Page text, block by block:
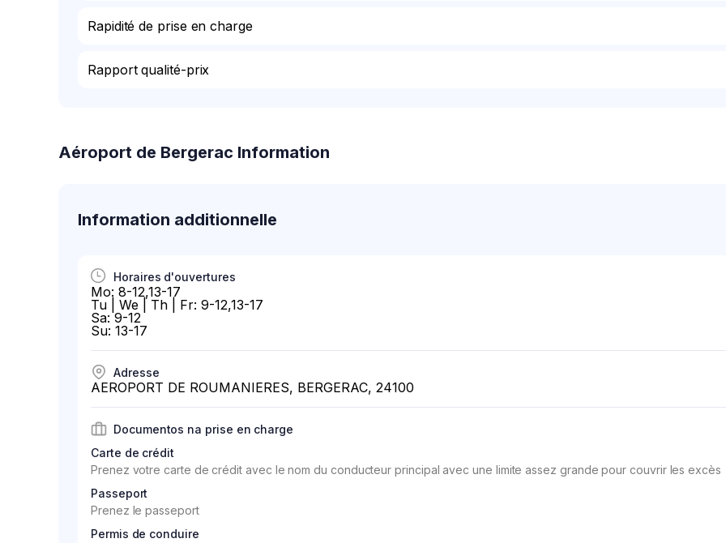
Rapidité de prise en charge
Rapport qualité-prix
Aéroport de Bergerac Information
Information additionnelle
Horaires d'ouvertures
Mo: 8-12,13-17
Tu | We | Th | Fr: 9-12,13-17
Sa: 9-12
Su: 13-17
Adresse
AEROPORT DE ROUMANIERES, BERGERAC, 24100
Documentos na prise en charge
Carte de crédit
Prenez votre carte de crédit avec le nom du conducteur principal avec une limite assez grande pour couvrir les excès
Passeport
Prenez le passeport
Permis de conduire